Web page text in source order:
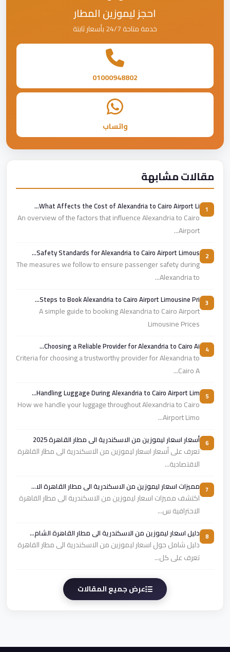
احجز ليموزين المطار
خدمة متاحة 24/7 بأسعار ثابتة
01000948802
واتساب
مقالات مشابهة
What Affects the Cost of Alexandria to Cairo Airport Li...
An overview of the factors that influence Alexandria to Cairo
Airport...
Safety Standards for Alexandria to Cairo Airport Limous...
The measures we follow to ensure passenger safety during
Alexandria to...
Steps to Book Alexandria to Cairo Airport Limousine Pri...
A simple guide to booking Alexandria to Cairo Airport
Limousine Prices
Choosing a Reliable Provider for Alexandria to Cairo Ai...
Criteria for choosing a trustworthy provider for Alexandria to
Cairo A...
Handling Luggage During Alexandria to Cairo Airport Lim...
How we handle your luggage throughout Alexandria to Cairo
Airport Limo...
أسعار اسعار ليموزين من الاسكندرية الى مطار القاهرة 2025
تعرف على أسعار اسعار ليموزين من الاسكندرية الى مطار القاهرة
الاقتصادية...
مميزات اسعار ليموزين من الاسكندرية الى مطار القاهرة الا...
اكتشف مميزات اسعار ليموزين من الاسكندرية الى مطار القاهرة
الاحترافية س...
دليل اسعار ليموزين من الاسكندرية الى مطار القاهرة الشام...
دليل شامل حول اسعار ليموزين من الاسكندرية الى مطار القاهرة
تعرف على كل...
عرض جميع المقالات